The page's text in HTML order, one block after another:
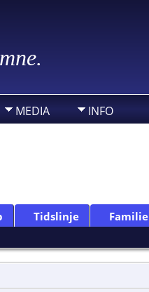
MEDIA INFO
Tidslinje Familie